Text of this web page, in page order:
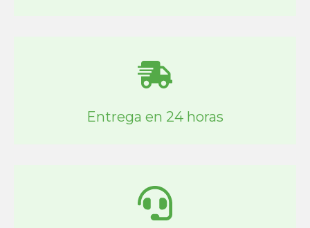
Entrega en 24 horas